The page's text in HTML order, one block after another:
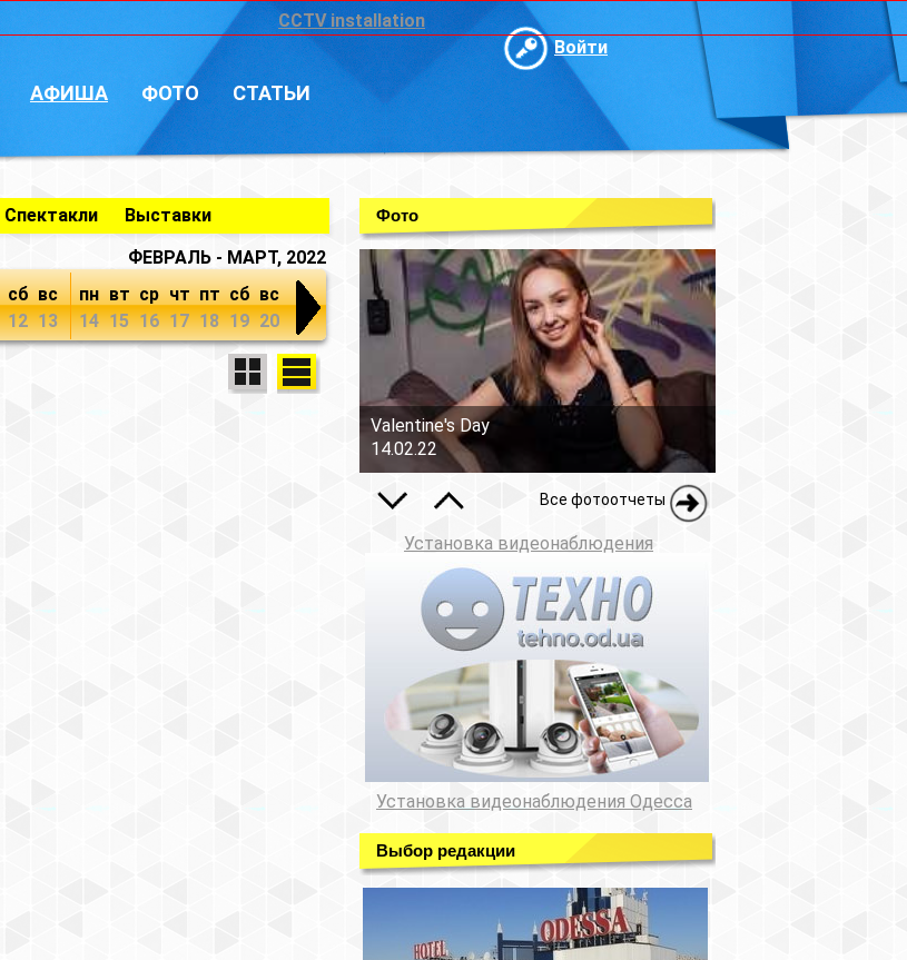
CCTV installation
Войти
АФИША ФОТО СТАТЬИ
Спектакли
Выставки
ФЕВРАЛЬ - МАРТ, 2022
сб
12
вс
13
пн
14
вт
15
ср
16
чт
17
пт
18
сб
19
вс
20
Фото
Valentine's Day
14.02.22
Все фотоотчеты
Установка видеонаблюдения
Установка видеонаблюдения Одесса
Выбор редакции